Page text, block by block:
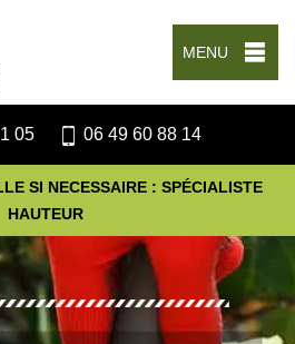
MENU
05 06 49 60 88 14
SI NECESSAIRE : SPÉCIALISTE
HAUTEUR